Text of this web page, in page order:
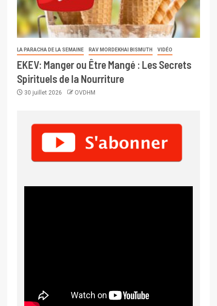
LA PARACHA DE LA SEMAINE RAV MORDEKHAI BISMUTH VIDÉO
EKEV: Manger ou Être Mangé : Les Secrets
Spirituels de la Nourriture
30 juillet 2026 OVDHM